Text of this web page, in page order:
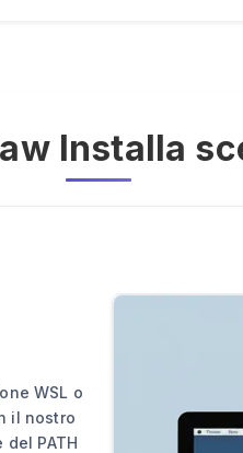
Installa
WSL o
il nostro
PATH